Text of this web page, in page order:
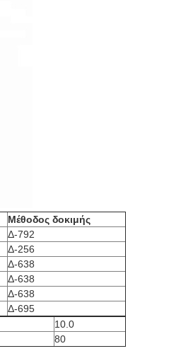
Μέθοδος δοκιμής
Δ-792
Δ-256
Δ-638
Δ-638
Δ-638
Δ-695
10.0
80